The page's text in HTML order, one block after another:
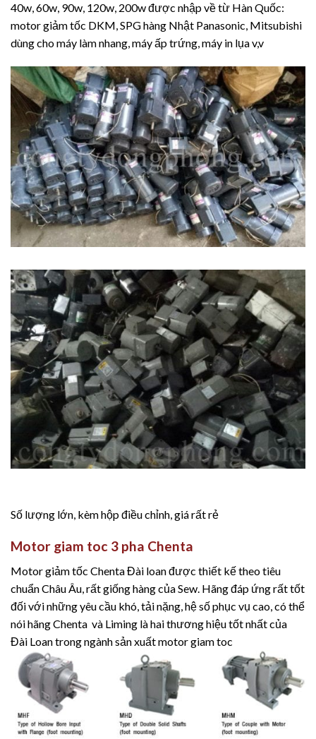
40w, 60w, 90w, 120w, 200w được nhập về từ Hàn Quốc:
motor giảm tốc DKM, SPG hàng Nhật Panasonic, Mitsubishi
dùng cho máy làm nhang, máy ấp trứng, máy in lụa v,v
Số lượng lớn, kèm hộp điều chỉnh, giá rất rẻ
Motor giam toc 3 pha Chenta
Motor giảm tốc Chenta Đài loan được thiết kế theo tiêu
chuẩn Châu Âu, rất giống hàng của Sew. Hãng đáp ứng rất tốt
đối với những yêu cầu khó, tải nặng, hệ số phục vụ cao, có thể
nói hãng Chenta và Liming là hai thương hiệu tốt nhất của
Đài Loan trong ngành sản xuất motor giam toc